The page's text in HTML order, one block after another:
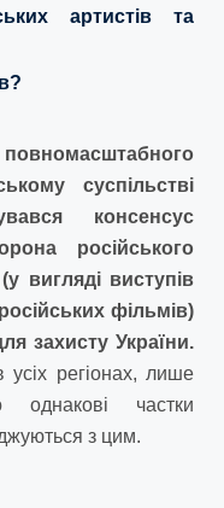
артистів та
суспільстві
консенсус
російського
вигляді виступів
фільмів)
захисту України.
регіонах, лише
однакові частки
з цим.